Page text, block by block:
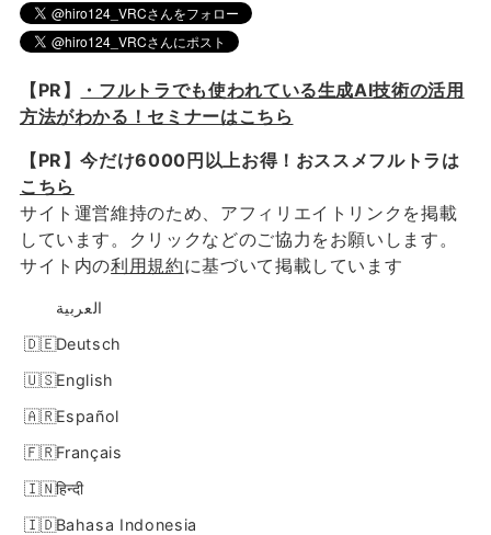
【PR】
・フルトラでも使われている生成AI技術の活用
方法がわかる！セミナーはこちら
【PR】今だけ6000円以上お得！おススメフルトラは
こちら
サイト運営維持のため、アフィリエイトリンクを掲載
しています。クリックなどのご協力をお願いします。
サイト内の利用規約に基づいて掲載しています
العربية
Deutsch
English
Español
Français
हिन्दी
Bahasa Indonesia